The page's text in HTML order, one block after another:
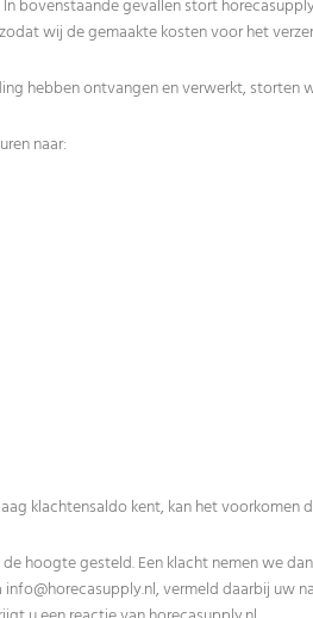
bovenstaande gevallen stort
wij de gemaakte kosten voor het
hebben ontvangen en verwerkt, storten
naar:
klachtensaldo kent, kan het
hoogte gesteld. Een klacht nemen we
info@horecasupply.nl, vermeld daarbij uw